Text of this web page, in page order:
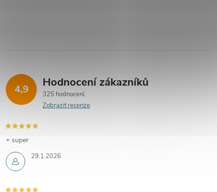
4,9 Hodnocení zákazníků
325 hodnocení
Zobrazit recenze
29.1.2026
+ super